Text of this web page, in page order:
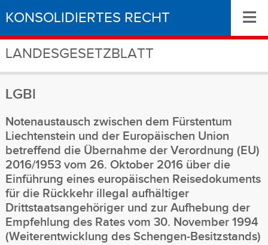
KONSOLIDIERTES RECHT
LANDESGESETZBLATT
≡
LGBl
Notenaustausch zwischen dem Fürstentum
Liechtenstein und der Europäischen Union
betreffend die Übernahme der Verordnung (EU)
2016/1953 vom 26. Oktober 2016 über die
Einführung eines europäischen Reisedokuments
für die Rückkehr illegal aufhältiger
Drittstaatsangehöriger und zur Aufhebung der
Empfehlung des Rates vom 30. November 1994
(Weiterentwicklung des Schengen-Besitzstands)